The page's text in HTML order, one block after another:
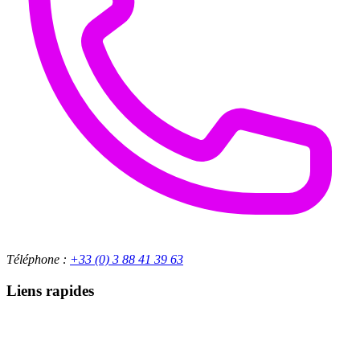
Téléphone : +33 (0) 3 88 41 39 63
Liens rapides